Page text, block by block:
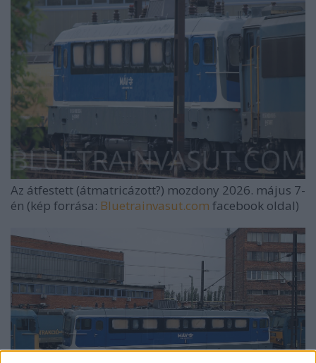
Az átfestett (átmatricázott?) mozdony 2026. május 7-
én (kép forrása: Bluetrainvasut.com facebook oldal)